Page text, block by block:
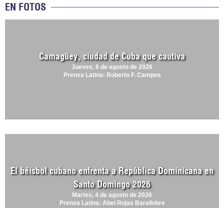
EN FOTOS
Camagüey, ciudad de Cuba que cautiva
Jueves, 6 de agosto de 2026
Prensa Latina: Roberto F. Campos
El béisbol cubano enfrenta a República Dominicana en
Santo Domingo 2026
Martes, 4 de agosto de 2026
Prensa Latina: Abel Rojas Barallobre